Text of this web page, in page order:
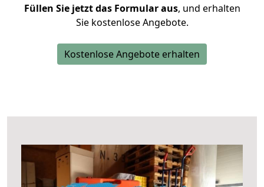
Füllen Sie jetzt das Formular aus, und erhalten
Sie kostenlose Angebote.
Kostenlose Angebote erhalten